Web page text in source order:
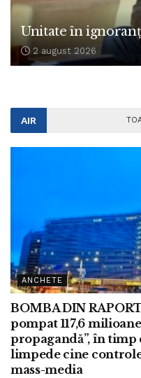
Unitate în
2 august 2026
AIR
ANCHETE
BOMBA DIN
pompat 117,6
propagandă”, în
limpede cine
mass-media